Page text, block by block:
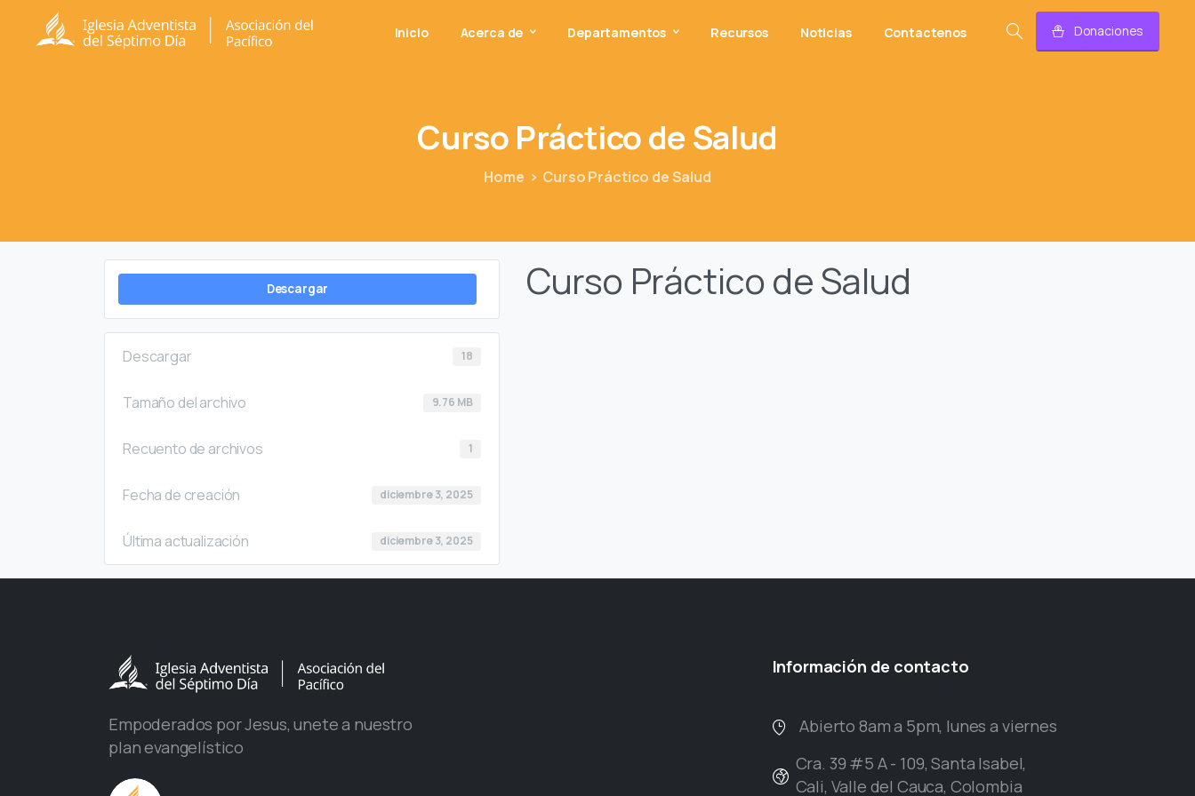
Inicio Acerca de Departamentos Recursos Noticias Contactenos Donaciones
Curso PrácticodeSalud
Home Curso Práctico de Salud
Descargar
Descargar 18
Tamaño del archivo 9.76 MB
Recuento de archivos 1
Fecha de creación diciembre 3, 2025
Última actualización diciembre 3, 2025
Curso Práctico de Salud
Empoderados por Jesus, unete a nuestro
plan evangelístico
Información de contacto
Abierto 8am a 5pm, lunes a viernes
Cra. 39 #5 A - 109, Santa Isabel,
Cali, Valle del Cauca, Colombia